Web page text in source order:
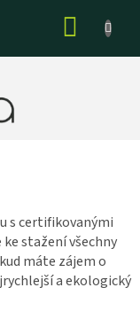
s certifikovanými
stažení všechny
máte zájem o
a ekologický